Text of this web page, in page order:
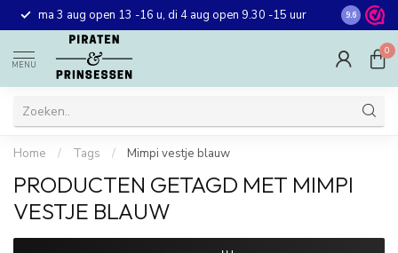
ma 3 aug open 13 -16 u, di 4 aug open 9.30 -15 uur Gratis
winkel in
9.6
MENU
0
Home / Tags / Mimpi vestje blauw
PRODUCTEN GETAGD MET MIMPI
VESTJE BLAUW